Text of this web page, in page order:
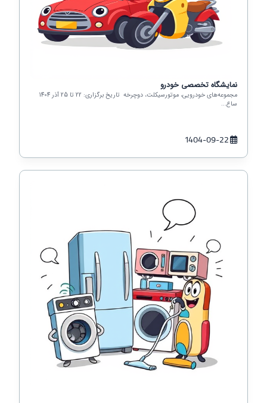
نمایشگاه تخصصی خودرو
مجموعه‌های خودرویی، موتورسیکلت، دوچرخه تاریخ برگزاری: 22 تا 25 آذر 1404
ساع...